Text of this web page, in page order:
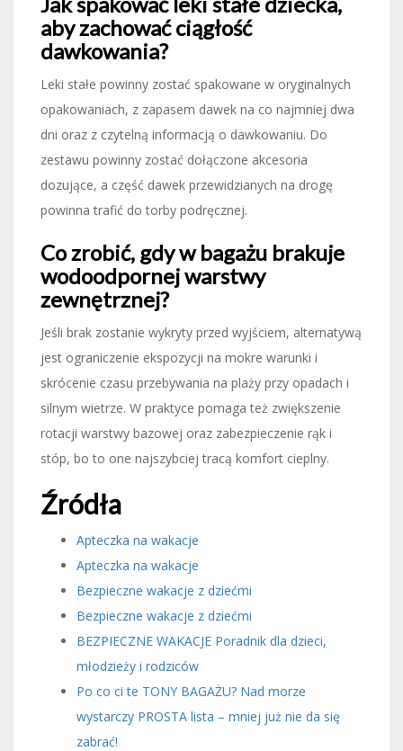
aby zachować ciągłość
dawkowania?
Leki stałe powinny zostać spakowane w oryginalnych
opakowaniach, z zapasem dawek na co najmniej dwa
dni oraz z czytelną informacją o dawkowaniu. Do
zestawu powinny zostać dołączone akcesoria
dozujące, a część dawek przewidzianych na drogę
powinna trafić do torby podręcznej.
Co zrobić, gdy w bagażu brakuje
wodoodpornej warstwy
zewnętrznej?
Jeśli brak zostanie wykryty przed wyjściem, alternatywą
jest ograniczenie ekspozycji na mokre warunki i
skrócenie czasu przebywania na plaży przy opadach i
silnym wietrze. W praktyce pomaga też zwiększenie
rotacji warstwy bazowej oraz zabezpieczenie rąk i
stóp, bo to one najszybciej tracą komfort cieplny.
Źródła
Apteczka na wakacje
Apteczka na wakacje
Bezpieczne wakacje z dziećmi
Bezpieczne wakacje z dziećmi
BEZPIECZNE WAKACJE Poradnik dla dzieci,
młodzieży i rodziców
Po co ci te TONY BAGAŻU? Nad morze
wystarczy PROSTA lista – mniej już nie da się
zabrać!